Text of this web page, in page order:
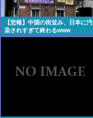
【悲報】中国の街並み、日本に汚
染されすぎて終わるwww